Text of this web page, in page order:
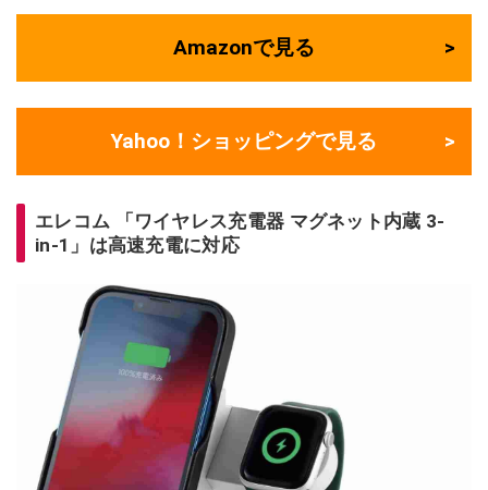
Amazonで見る
Yahoo！ショッピングで見る
エレコム 「ワイヤレス充電器 マグネット内蔵 3-
in-1」は高速充電に対応